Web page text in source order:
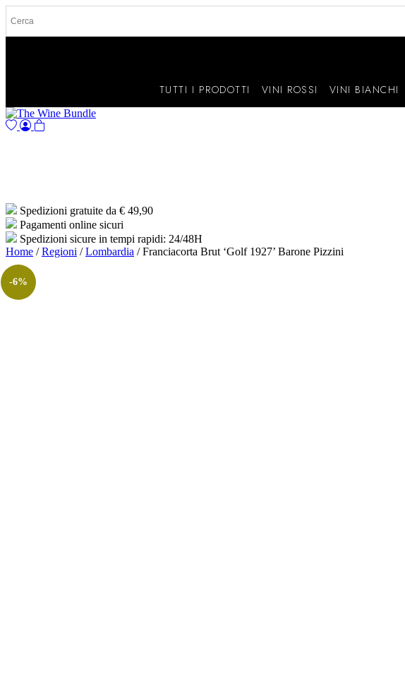
TUTTI I PRODOTTI VINI ROSSI VINI BIANCHI
Spedizioni gratuite da € 49,90
Pagamenti online sicuri
Spedizioni sicure in tempi rapidi: 24/48H
Home /Regioni /Lombardia / Franciacorta Brut ‘Golf 1927’ Barone Pizzini
-6%